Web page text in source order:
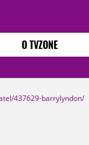
O TVZONE
437629-barrylyndon/